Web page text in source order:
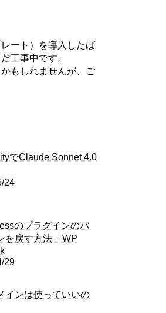
ート）を導入したば
工事中です。
もしれませんが、ご
でClaude Sonnet 4.0
24
のプラグインのバ
を戻す方法 – WP
29
インは使っていいの